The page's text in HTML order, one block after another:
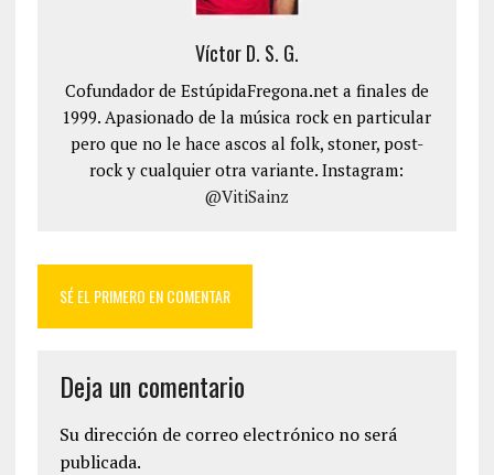
Víctor D. S. G.
Cofundador de EstúpidaFregona.net a finales de
1999. Apasionado de la música rock en particular
pero que no le hace ascos al folk, stoner, post-
rock y cualquier otra variante. Instagram:
@VitiSainz
SÉ EL PRIMERO EN COMENTAR
Deja un comentario
Su dirección de correo electrónico no será
publicada.